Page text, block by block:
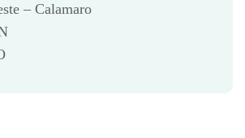
– Calamaro